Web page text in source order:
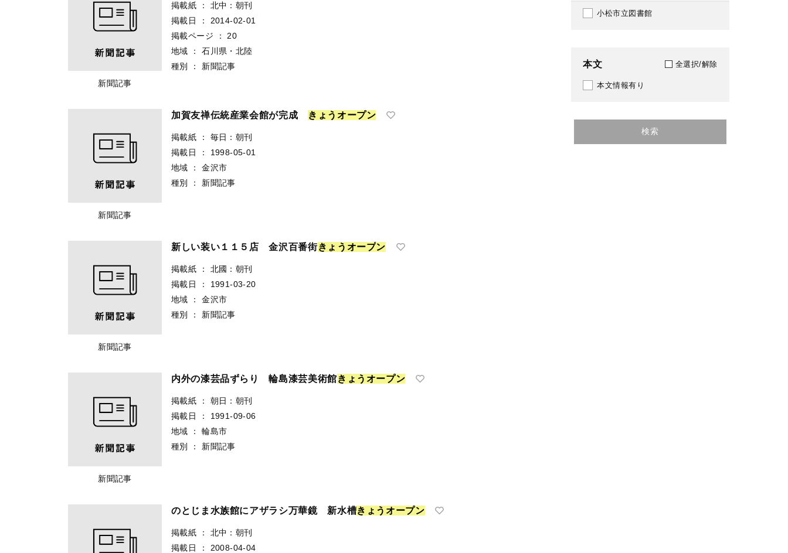
新聞記事
掲載紙 ：
北中：朝刊
掲載日
：
2014-02-01
掲載ページ
：
20
地域
：
石川県・北陸
種別
： 新聞記事
新聞記事
加賀友禅伝統産業会館が完成 き ょ う オープン
掲載紙 ：
毎日：朝刊
掲載日
：
1998-05-01
地域
：
金沢市
種別
： 新聞記事
新聞記事
新しい装い１１５店 金沢百番街き ょ う オープン
掲載紙 ：
北國：朝刊
掲載日
：
1991-03-20
地域
：
金沢市
種別
： 新聞記事
新聞記事
内外の漆芸品ずらり 輪島漆芸美術館き ょ う オープン
掲載紙 ：
朝日：朝刊
掲載日
：
1991-09-06
地域
：
輪島市
種別
： 新聞記事
のとじま水族館にアザラシ万華鏡 新水槽き ょ うオープン
掲載紙 ：
北中：朝刊
掲載日
：
2008-04-04
2015
2018
2020
小松市立図書館
本文 全選択/解除
本文情報有り
検索